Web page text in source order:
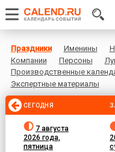
Праздники Именины
Компании
Персоны
Производственные
Экспертные материалы
СЕГОДНЯ
7 августа
2026 года,
пятница